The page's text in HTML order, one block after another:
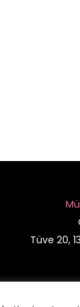
Tüve 20,